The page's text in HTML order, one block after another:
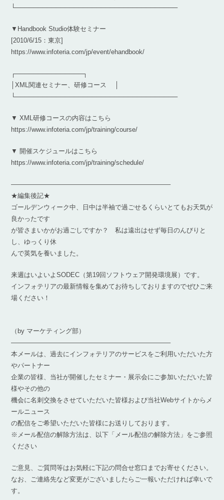
└────────────────────────────────────
▼Handbook Studio体験セミナー
[2010/6/15：東京]
https://www.infoteria.com/jp/event/ehandbook/
┌───────────────┐
│XML関連セミナー、研修コース │
└────────────────────────────────────
▼ XML研修コースの内容はこちら
https://www.infoteria.com/jp/training/course/
▼ 開催スケジュールはこちら
https://www.infoteria.com/jp/training/schedule/
————————————————————————–
★編集後記★
ゴールデンウィーク中、日中は半袖で過ごせるくらいとてもお天気が
良かったです
が皆さまいかがお過ごしですか？ 私は遠出はせず毎日のんびりと
し、ゆっくり休
んで英気を養いました。
来週はいよいよSODEC（第19回ソフトウェア開発環境展）です。
インフォテリアの最新情報を集めてお待ちしておりますのでぜひご来
場ください！
（by マーケティング部）
————————————————————————–
本メールは、過去にインフォテリアのサービスをご利用いただいた方
やパートナー
企業の皆様、当社が開催したセミナー・展示会にご参加いただいた皆
様やその他の
機会に名刺交換をさせていただいた皆様および当社Webサイトからメ
ールニュース
の配信をご希望いただいた皆様にお送りしております。
※メール配信の解除方法は、以下「メール配信の解除方法」をご参照
ください
ご意見、ご質問等はお気軽に下記の問合せ窓口までお寄せください。
なお、ご連絡先など変更がございましたらご一報いただければ幸いで
す。